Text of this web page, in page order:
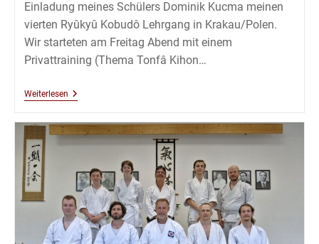
Einladung meines Schülers Dominik Kucma meinen
vierten Ryûkyû Kobudô Lehrgang in Krakau/Polen.
Wir starteten am Freitag Abend mit einem
Privattraining (Thema Tonfâ Kihon…
WeiterlesenKobudô
Thomas
Podzelny
Krakau
September
2023